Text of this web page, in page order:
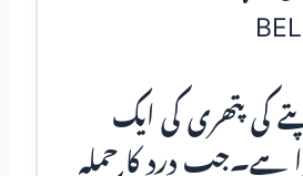
کی پتھری کی ایک
ہے۔جب درد کا حملہ